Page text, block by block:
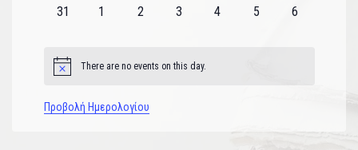
0
31
0
1
0
2
0
3
0
4
0
5
0
6
Notice There are no events on this day.
Προβολή Ημερολογίου